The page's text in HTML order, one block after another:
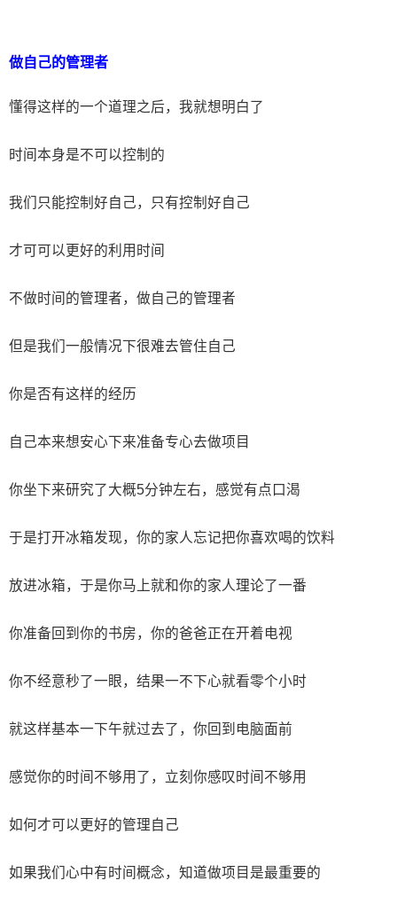
做自己的管理者
懂得这样的一个道理之后，我就想明白了
时间本身是不可以控制的
我们只能控制好自己，只有控制好自己
才可可以更好的利用时间
不做时间的管理者，做自己的管理者
但是我们一般情况下很难去管住自己
你是否有这样的经历
自己本来想安心下来准备专心去做项目
你坐下来研究了大概5分钟左右，感觉有点口渴
于是打开冰箱发现，你的家人忘记把你喜欢喝的饮料
放进冰箱，于是你马上就和你的家人理论了一番
你准备回到你的书房，你的爸爸正在开着电视
你不经意秒了一眼，结果一不下心就看零个小时
就这样基本一下午就过去了，你回到电脑面前
感觉你的时间不够用了，立刻你感叹时间不够用
如何才可以更好的管理自己
如果我们心中有时间概念，知道做项目是最重要的